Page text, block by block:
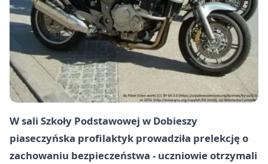
W sali Szkoły Podstawowej w Dobieszy
piaseczyńska profilaktyk prowadziła prelekcję o
zachowaniu bezpieczeństwa - uczniowie otrzymali